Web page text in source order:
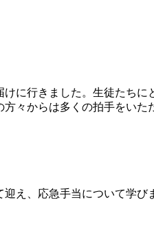
に行きました。生徒たち
々からは多くの拍手をいた
え、応急手当について学